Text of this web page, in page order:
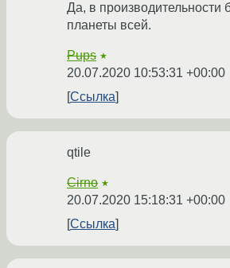
Да, в
планеты всей.
Pups ★
20.07.2020 10:53:31 +00:00
Ссылка
qtile
Cirno ★
20.07.2020 15:18:31 +00:00
Ссылка